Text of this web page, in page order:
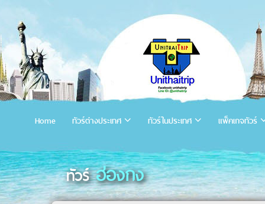
Home ทัวร์ต่างประเทศ ทัวร์ในประเทศ แพ็คเกจทัวร์
ทัวร์ ฮ่องกง